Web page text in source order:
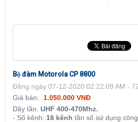
Bộ đàm Motorola CP 8800
Đăng ngày 07-12-2020 02:22:09 AM -
Giá bán:
1.050.000 VNĐ
Dãy tần: UHF 400-470Mhz.
- Số kênh: 16 kênh tần số sử dụng